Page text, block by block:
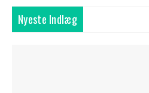
Nyeste Indlæg